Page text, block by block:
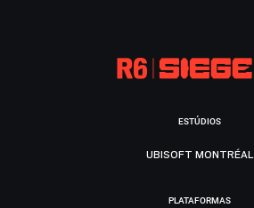
ESTÚDIOS
UBISOFT MONTRÉAL
PLATAFORMAS